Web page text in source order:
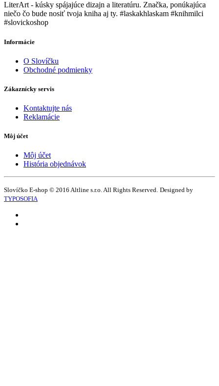
LiterArt - kúsky spájajúce dizajn a literatúru. Značka, ponúkajúca
niečo čo bude nosiť tvoja kniha aj ty. #laskakhlaskam #knihmilci
#slovickoshop
Informácie
O Slovíčku
Obchodné podmienky
Zákaznícky servis
Kontaktujte nás
Reklamácie
Môj účet
Môj účet
História objednávok
Slovíčko E-shop © 2016 Altline s.r.o. All Rights Reserved. Designed by
TYPOSOFIA